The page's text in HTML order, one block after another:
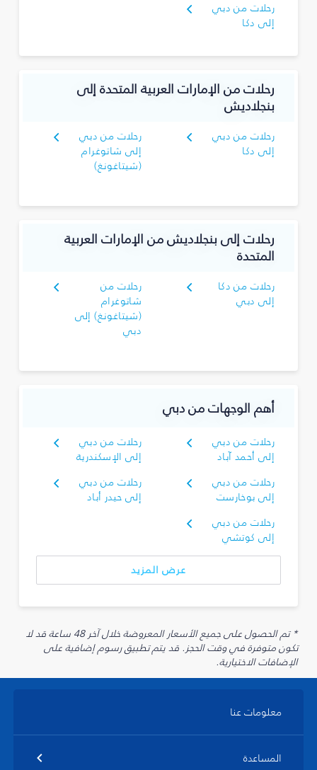
رحلات من دبي
إلى دكا
رحلات من الإمارات العربية المتحدة إلى
بنجلاديش
رحلات من دبي
إلى دكا
رحلات من دبي
إلى شاتوغرام
(شيتاغونغ)
رحلات إلى بنجلاديش من الإمارات العربية
المتحدة
رحلات من دكا
إلى دبي
رحلات من
شاتوغرام
(شيتاغونغ) إلى
دبي
أهم الوجهات من دبي
رحلات من دبي
إلى أحمد آباد
رحلات من دبي
إلى الإسكندرية
رحلات من دبي
إلى بوخارست
رحلات من دبي
إلى حيدر أباد
رحلات من دبي
إلى كوتشي
عرض المزيد
* تم الحصول على جميع الأسعار المعروضة خلال آخر 48 ساعة قد لا
تكون متوفرة في وقت الحجز. قد يتم تطبيق رسوم إضافية على
الإضافات الاختيارية.
معلومات عنا
المساعدة